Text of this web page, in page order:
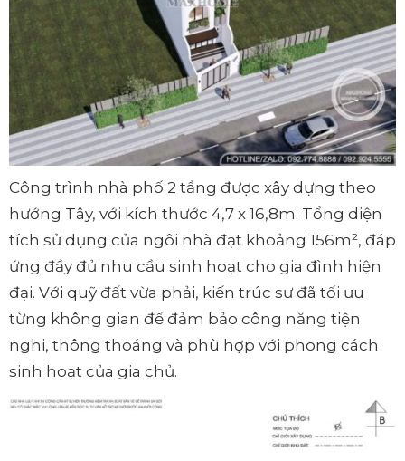
Công trình nhà phố 2 tầng được xây dựng theo
hướng Tây, với kích thước 4,7 x 16,8m. Tổng diện
tích sử dụng của ngôi nhà đạt khoảng 156m², đáp
ứng đầy đủ nhu cầu sinh hoạt cho gia đình hiện
đại. Với quỹ đất vừa phải, kiến trúc sư đã tối ưu
từng không gian để đảm bảo công năng tiện
nghi, thông thoáng và phù hợp với phong cách
sinh hoạt của gia chủ.